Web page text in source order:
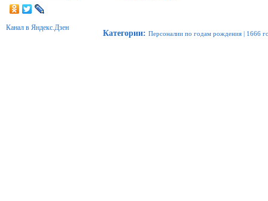
Канал в Яндекс.Дзен
Категории: Персоналии по годам рождения 1666